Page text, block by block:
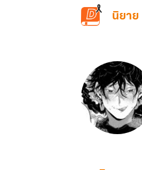
ข้ามไปยังเนื้อหาหลัก
นิยาย